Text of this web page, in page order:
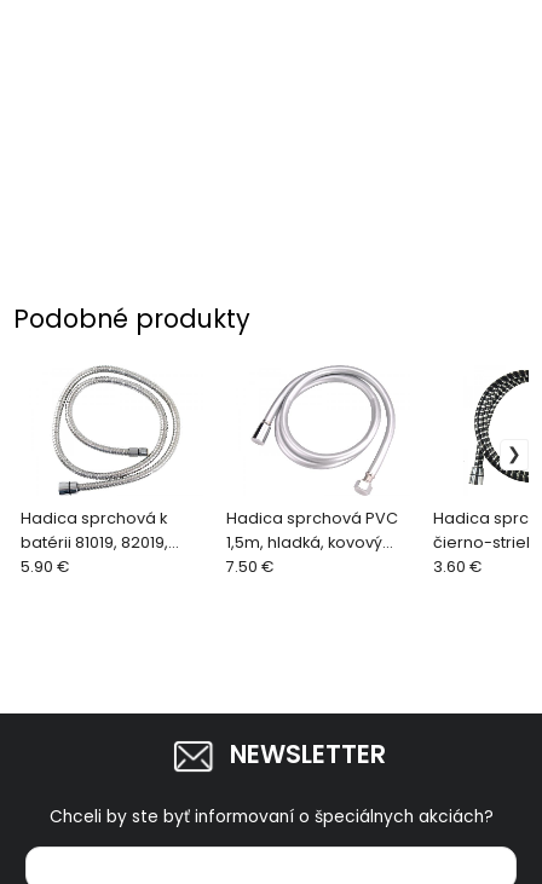
Podobné produkty
Hadica sprchová k
batérii 81019, 82019,
83019
5.90 €
Hadica sprchová PVC
1,5m, hladká, kovový
vzhľad, rotačná matica
7.50 €
Hadica
čierno-
3.60 €
NEWSLETTER
Chceli by ste byť informovaní o špeciálnych akciách?